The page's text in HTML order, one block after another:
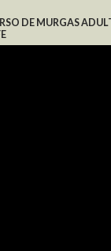
DE MURGAS